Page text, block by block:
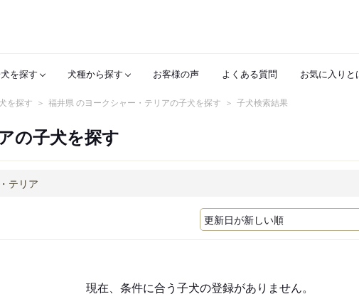
を探す 犬種から探す お客様の声 よくある質問 お気に入りと
を探す 福井県 のヨークシャー・テリアの子犬を探す 子犬検索結果
の子犬を探す
現在、条件に合う子犬の登録がありません。